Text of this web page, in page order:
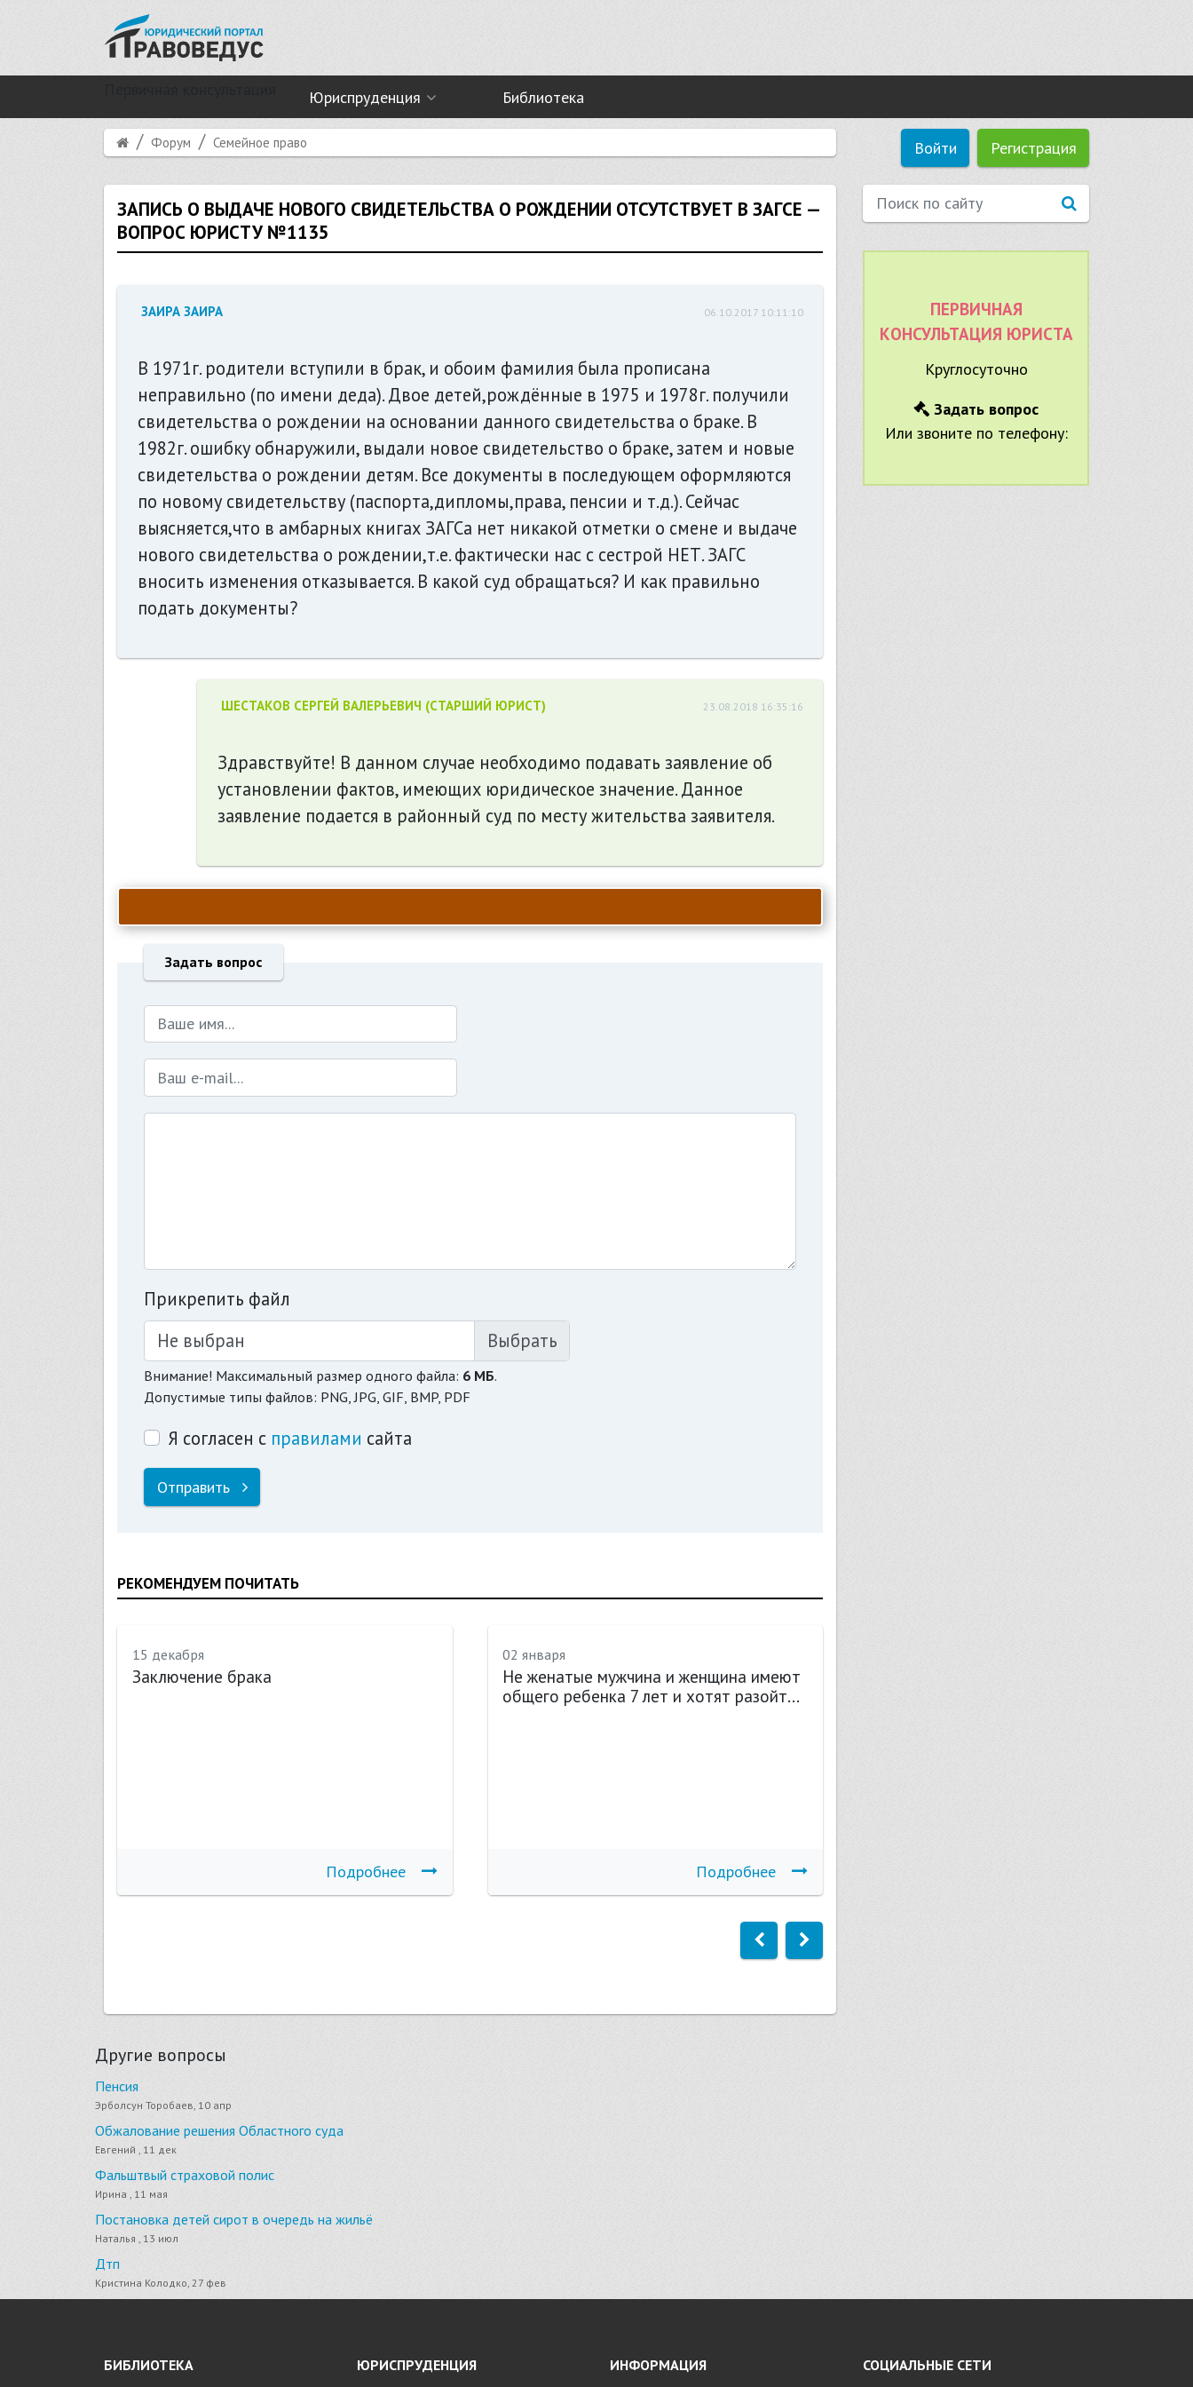
Юриспруденция Библиотека
Форум Семейное право Войти Регистрация
ЗАПИСЬ О ВЫДАЧЕ НОВОГО СВИДЕТЕЛЬСТВА О РОЖДЕНИИ ОТСУТСТВУЕТ В ЗАГСЕ —
ВОПРОС ЮРИСТУ №1135
ЗАИРА ЗАИРА 06.10.2017 10:11:10
В 1971г. родители вступили в брак, и обоим фамилия была прописана
неправильно (по имени деда). Двое детей,рождённые в 1975 и 1978г. получили
свидетельства о рождении на основании данного свидетельства о браке. В
1982г. ошибку обнаружили, выдали новое свидетельство о браке, затем и новые
свидетельства о рождении детям. Все документы в последующем оформляются
по новому свидетельству (паспорта,дипломы,права, пенсии и т.д.). Сейчас
выясняется,что в амбарных книгах ЗАГСа нет никакой отметки о смене и выдаче
нового свидетельства о рождении,т.е. фактически нас с сестрой НЕТ. ЗАГС
вносить изменения отказывается. В какой суд обращаться? И как правильно
подать документы?
ШЕСТАКОВ СЕРГЕЙ ВАЛЕРЬЕВИЧ (СТАРШИЙ ЮРИСТ) 23.08.2018 16:35:16
Здравствуйте! В данном случае необходимо подавать заявление об
установлении фактов, имеющих юридическое значение. Данное
заявление подается в районный суд по месту жительства заявителя.
Задать вопрос
Прикрепить файл
Не выбран
Внимание! Максимальный размер одного файла: 6 МБ.
Допустимые типы файлов: PNG, JPG, GIF, BMP, PDF
Я согласен с правилами сайта
Отправить
РЕКОМЕНДУЕМ ПОЧИТАТЬ
15 декабря
Заключение брака
Подробнее
02 января
Не женатые мужчина и женщина имеют
общего ребенка 7 лет и хотят разойт...
Подробнее
ПЕРВИЧНАЯ
КОНСУЛЬТАЦИЯ ЮРИСТА
Круглосуточно
Задать вопрос
Или звоните по телефону:
Другие вопросы
Пенсия
Эрболсун Торобаев, 10 апр
Обжалование решения Областного суда
Евгений , 11 дек
Фальштвый страховой полис
Ирина , 11 мая
Постановка детей сирот в очередь на жильё
Наталья , 13 июл
Дтп
Кристина Колодко, 27 фев
БИБЛИОТЕКА ЮРИСПРУДЕНЦИЯ ИНФОРМАЦИЯ СОЦИАЛЬНЫЕ СЕТИ